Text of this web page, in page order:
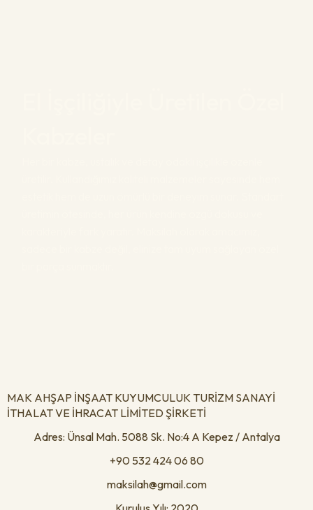
MAK AHŞAP İNŞAAT KUYUMCULUK TURİZM SANAYİ
İTHALAT VE İHRACAT LİMİTED ŞİRKETİ
Adres: Ünsal Mah. 5088 Sk. No:4 A Kepez / Antalya
+90 532 424 06 80
maksilah@gmail.com